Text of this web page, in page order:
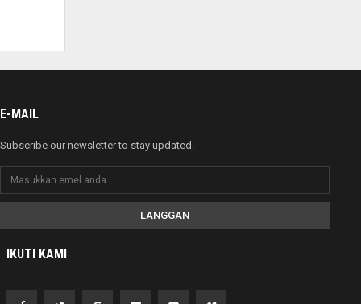
E-MAIL
Subscribe our newsletter to stay updated.
LANGGAN
IKUTI KAMI